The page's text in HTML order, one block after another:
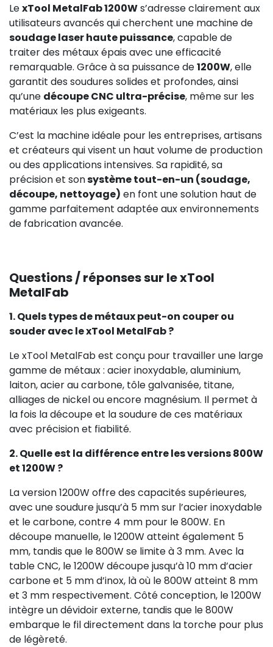
LexTool MetalFab 1200Ws’adresse clairement aux
utilisateurs avancés qui cherchent une machine de
soudage laser haute puissance, capable de
traiter des métaux épais avec une efficacité
remarquable. Grâce à sa puissance de1200W, elle
garantit des soudures solides et profondes, ainsi
qu’une découpe CNC ultra-précise, même sur les
matériaux les plus exigeants.
C’est la machine idéale pour les entreprises, artisans
et créateurs qui visent un haut volume de production
ou des applications intensives. Sa rapidité, sa
précision et sonsystème tout-en-un (soudage,
découpe, nettoyage) en font une solution haut de
gamme parfaitement adaptée aux environnements
de fabrication avancée.
Questions / réponses sur le xTool
MetalFab
1. Quels types de métaux peut-on couper ou
souder avec le xTool MetalFab ?
Le xTool MetalFab est conçu pour travailler une large
gamme de métaux : acier inoxydable, aluminium,
laiton, acier au carbone, tôle galvanisée, titane,
alliages de nickel ou encore magnésium. Il permet à
la fois la découpe et la soudure de ces matériaux
avec précision et fiabilité.
2. Quelle est la différence entre les versions 800W
et 1200W ?
La version 1200W offre des capacités supérieures,
avec une soudure jusqu’à 5 mm sur l’acier inoxydable
et le carbone, contre 4 mm pour le 800W. En
découpe manuelle, le 1200W atteint également 5
mm, tandis que le 800W se limite à 3 mm. Avec la
table CNC, le 1200W découpe jusqu’à 10 mm d’acier
carbone et 5 mm d’inox, là où le 800W atteint 8 mm
et 3 mm respectivement. Côté conception, le 1200W
intègre un dévidoir externe, tandis que le 800W
embarque le fil directement dans la torche pour plus
de légèreté.